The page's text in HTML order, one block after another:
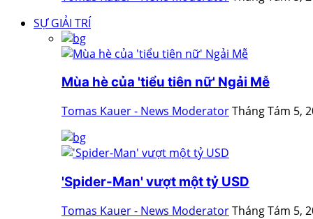
SỰ GIẢI TRÍ
Mùa hè của 'tiểu tiên nữ' Ngải Mễ
Tomas Kauer - News ModeratorTháng Tám 5,
'Spider-Man' vượt một tỷ USD
Tomas Kauer - News ModeratorTháng Tám 5,